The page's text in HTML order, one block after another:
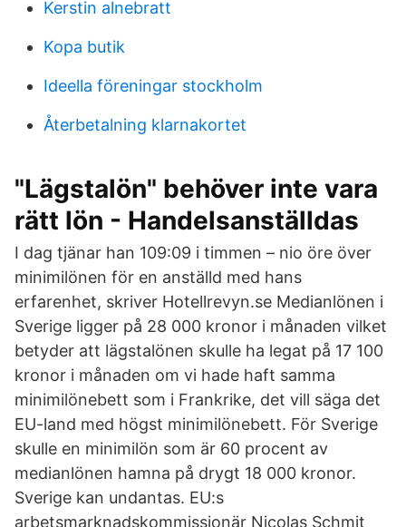
Kerstin alnebratt
Kopa butik
Ideella föreningar stockholm
Återbetalning klarnakortet
"Lägstalön" behöver inte vara
rätt lön - Handelsanställdas
I dag tjänar han 109:09 i timmen – nio öre över
minimilönen för en anställd med hans
erfarenhet, skriver Hotellrevyn.se Medianlönen i
Sverige ligger på 28 000 kronor i månaden vilket
betyder att lägstalönen skulle ha legat på 17 100
kronor i månaden om vi hade haft samma
minimilönebett som i Frankrike, det vill säga det
EU-land med högst minimilönebett. För Sverige
skulle en minimilön som är 60 procent av
medianlönen hamna på drygt 18 000 kronor.
Sverige kan undantas. EU:s
arbetsmarknadskommissionär Nicolas Schmit